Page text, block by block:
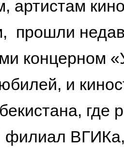
артистам
прошли
концерном
и
где
ВГИКа,